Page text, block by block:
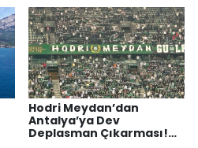
Hodri Meydan’dan
Antalya’ya Dev
Deplasman Çıkarması!